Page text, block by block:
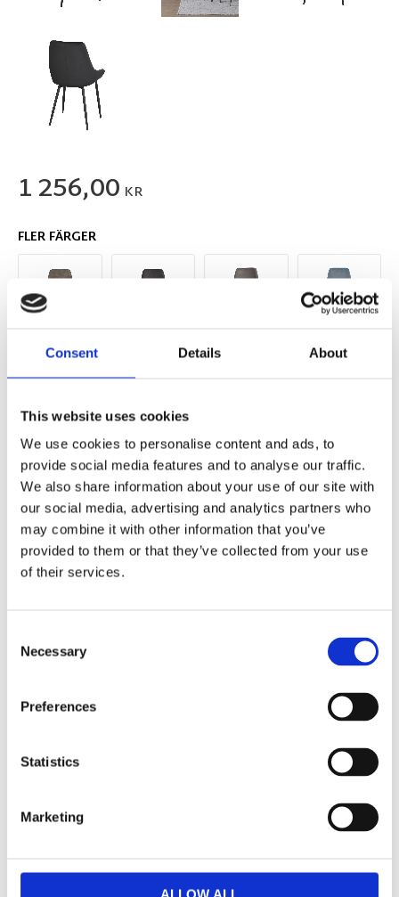
Consent Details About
This website uses cookies
We use cookies to personalise content and ads, to
provide social media features and to analyse our traffic.
We also share information about your use of our site with
our social media, advertising and analytics partners who
may combine it with other information that you’ve
provided to them or that they’ve collected from your use
of their services.
Selection
Necessary
Preferences
Statistics
Marketing
1 256,00 KR
FLER FÄRGER
Välj antal
110467 Tillverkare
Snabba leveranser
Enkel betalning med Klarna
BESKRIVNING